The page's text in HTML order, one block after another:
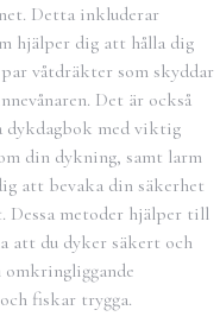
Detta inkluderar
hjälper dig att hålla dig
våtdräkter som skyddar
Det är också
med viktig
din dykning, samt larm
att bevaka din säkerhet
Dessa metoder hjälper till
att du dyker säkert och
omkringliggande
fiskar trygga.